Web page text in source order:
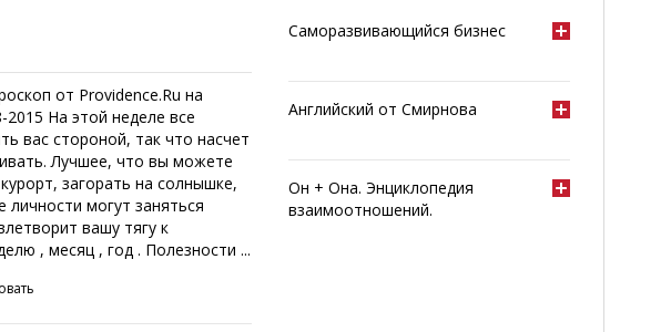
от Providence.Ru на
На этой неделе все
вас стороной, так что насчет
Лучшее, что вы можете
загорать на солнышке,
могут заняться
вашу тягу к
, месяц , год . Полезности ...
Саморазвивающийся бизнес
Английский от Смирнова
Он + Она. Энциклопедия
взаимоотношений.